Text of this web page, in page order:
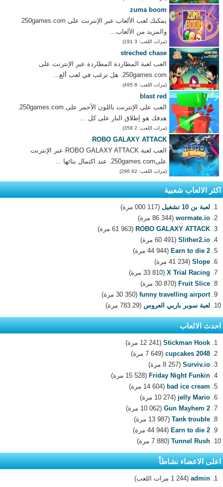
zuma boom
يمكنك لعب الألعاب عبر الإنترنت على 250games.com
والمزيد من الألعاب...
(مرات اللعب: 3 191)
streched chase
العب لعبة المطاردة المطاردة عبر الإنترنت على
250games.com. هل ترغب في لعب ألع...
(مرات اللعب: 8 495)
blast red
العب على الإنترنت باللون الأحمر على 250games.com.
هدفك هو إطلاق النار على كل ...
(مرات اللعب: 2 358)
ROBO GALAXY ATTACK
العب لعبة ROBO GALAXY ATTACK عبر الإنترنت
على250games.com. عند اكتمال بنائها ...
(مرات اللعب: 62 296)
اكثر الالعاب شعبية
لعبة بن 10 تشغيل
(117 000 مرة)
wormate.io (86 344 مرة)
ROBO GALAXY ATTACK (61 963 مرة)
Slither2.io (60 491 مرة)
Earn to die 2 (44 944 مرة)
Slope (41 234 مرة)
X Trial Racing (33 810 مرة)
Fruit Slice (30 870 مرة)
funny travelling airport (30 350 مرة)
لعبة سوبر باربي العروس (29 783 مرة)
احدث الالعاب
Stickman Hook (12 241 مرة)
2048 cupcakes
(7 649 مرة)
Surviv.io (8 257 مرة)
Friday Night Funkin (15 528 مرة)
bad ice cream (14 604 مرة)
jelly Mario (10 274 مرة)
Gun Mayhem 2 (10 062 مرة)
Tank trouble (13 987 مرة)
Earn to die 2 (44 944 مرة)
Tunnel Rush (7 880 مرة)
اعلى الاعضاء نشاطاً
admin (1 244 مرات اللعب)